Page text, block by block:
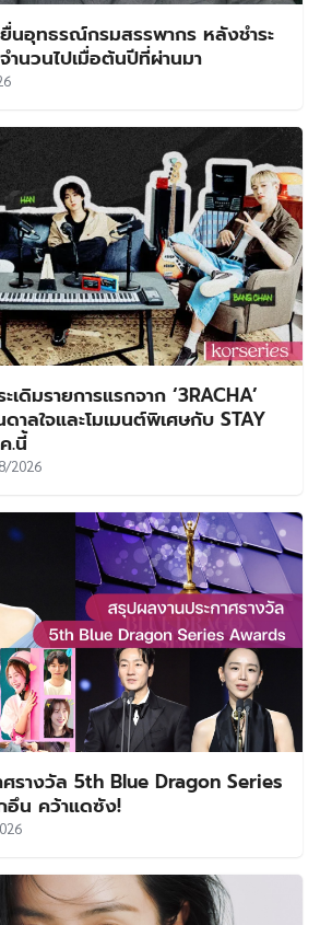
ยื่นอุทธรณ์กรมสรรพากร หลังชำระ
นวนไปเมื่อต้นปีที่ผ่านมา
ดิมรายการแรกจาก ‘3RACHA’
าลใจและโมเมนต์พิเศษกับ STAY
.นี้
2026
รางวัล 5th Blue Dragon Series
น คว้าแดซัง!